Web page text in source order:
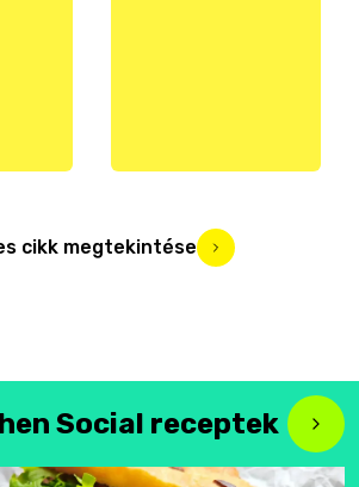
cikk megtekintése
Social receptek